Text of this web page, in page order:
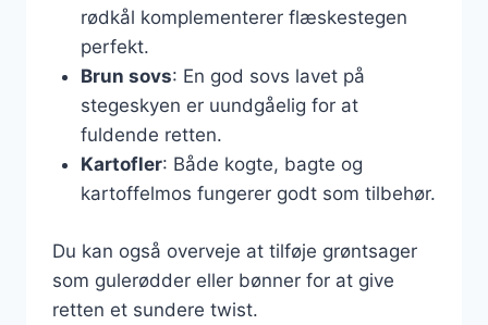
rødkål komplementerer flæskestegen
perfekt.
Brun sovs: En god sovs lavet på
stegeskyen er uundgåelig for at
fuldende retten.
Kartofler: Både kogte, bagte og
kartoffelmos fungerer godt som tilbehør.
Du kan også overveje at tilføje grøntsager
som gulerødder eller bønner for at give
retten et sundere twist.